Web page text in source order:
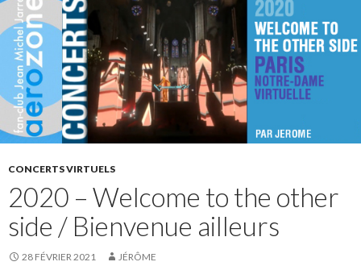
CONCERTS VIRTUELS
2020 – Welcome to the other
side / Bienvenue ailleurs
28 FÉVRIER 2021 JÉRÔME